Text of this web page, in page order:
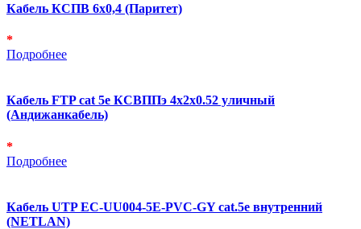
Кабель КСПВ 6х0,4 (Паритет)
*
Подробнее
Кабель FTP cat 5e КСВППэ 4х2х0.52 уличный
(Андижанкабель)
*
Подробнее
Кабель UTP EC-UU004-5E-PVC-GY cat.5e внутренний
(NETLAN)